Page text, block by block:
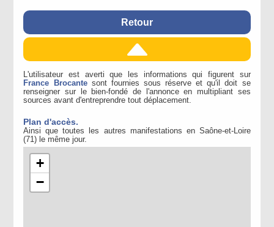
Retour
L'utilisateur est averti que les informations qui figurent sur
France Brocantesont fournies sous réserve et qu'il doit se
renseigner sur le bien-fondé de l'annonce en multipliant ses
sources avant d'entreprendre tout déplacement.
Plan d'accès.
Ainsi que toutes les autres manifestations en Saône-et-Loire
(71) le même jour.
+
−